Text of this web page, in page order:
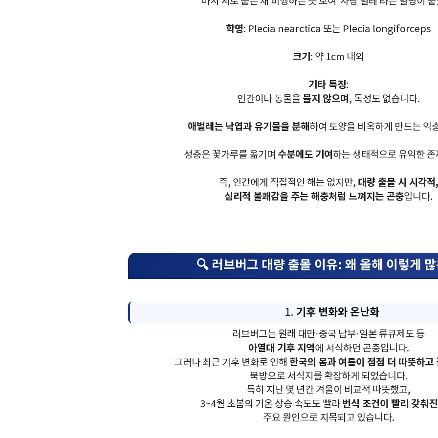
학명: Plecia nearctica 또는 Plecia longiforceps
크기 : 약 1cm 내외
기타 특징:
인간이나 동물을 물지 않으며 , 독성도 없습니다.
애벌레는 낙엽과 유기물을 분해하여 토양을 비옥하게 만드는 익
성충은 꽃가루를 옮기며 수분에도 기여 하는 생태적으로 유익한
즉, 인간에게 직접적인 해는 없지만, 대량 출몰 시 시각적,
심리적 불쾌감을 주는 해충처럼 느껴지는 곤충입니다.
🔍 러브버그 대량 출몰 이유: 왜 올해 이렇게
1. 기후 변화와 온난화
러브버그는 원래 대만·중국 남부·일본 류큐제도 등
아열대 기후 지역에 서식하던 곤충입니다.
그러나 최근 기후 변화로 인해 한국의 봄과 여름이 점점 더 따뜻하고
북방으로 서식지를 확장하게 되었습니다.
특히 지난 몇 년간 겨울이 비교적 따뜻했고,
3~4월 초봄의 기온 상승 속도도 빨라 번식 조건이 빨리 갖춰
주요 원인으로 지목되고 있습니다.